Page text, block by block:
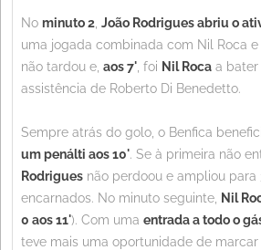
No minuto 2 João Rodrigues abriu o
uma jogada combinada com Nil Roca e
não tardou e, aos 7' , foi Nil Roca a bater
assistência de Roberto Di Benedetto.
Sempre atrás do golo, o Benfica
um penálti aos 10'. Se à primeira não
Rodrigues não perdoou e ampliou
encarnados. No minuto seguinte, Nil
0 aos 11'). Com uma entrada a todo o
teve mais uma oportunidade de